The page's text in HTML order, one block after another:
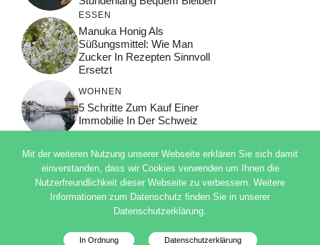
ESSEN
Manuka Honig Als
Süßungsmittel: Wie Man
Zucker In Rezepten Sinnvoll
Ersetzt
WOHNEN
5 Schritte Zum Kauf Einer
Immobilie In Der Schweiz
© 2026 ADSIMPLE
DATENSCHUTZERKLÄRUNG
Mit der weiteren Nutzung unserer Webseite erklären Sie sich damit
einverstanden, dass wir Cookies verwenden um Ihnen die
Nutzerfreundlichkeit dieser Webseite zu verbessern. Weitere
Informationen zum Datenschutz finden Sie in unserer
Datenschutzerklärung.
In Ordnung Datenschutzerklärung
Deutsch